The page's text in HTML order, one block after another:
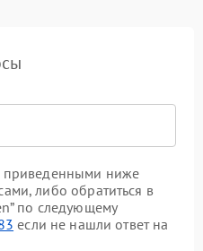
приведенными ниже
либо обратиться в
по следующему
если не нашли ответ на